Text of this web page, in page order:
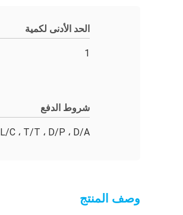
الحد الأدنى لكمية
1
شروط الدفع
L/C ، T/T ، D/P ، D/A
وصف المنتج